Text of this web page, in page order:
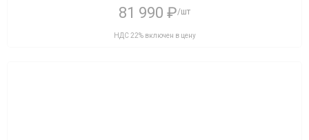
81 990 ₽/шт
НДС 22% включен в цену